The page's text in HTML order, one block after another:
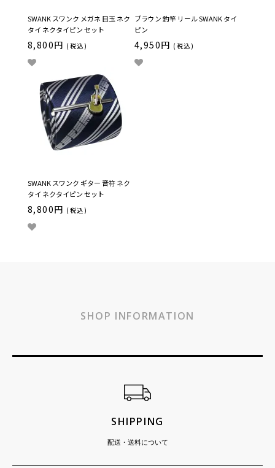
SWANK スワンク メガネ 目玉 ネク
タイ ネクタイピン セット
8,800円 (税込)
ブラウン 釣竿 リール SWANK タイ
ピン
4,950円 (税込)
SWANK スワンク ギター 音符 ネク
タイ ネクタイピン セット
8,800円 (税込)
SHOP INFORMATION
SHIPPING
配送・送料について